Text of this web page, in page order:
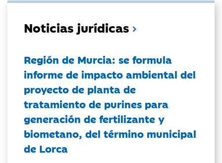
Noticias jurídicas
Región de Murcia: se formula
informe de impacto ambiental del
proyecto de planta de
tratamiento de purines para
generación de fertilizante y
biometano, del término municipal
de Lorca